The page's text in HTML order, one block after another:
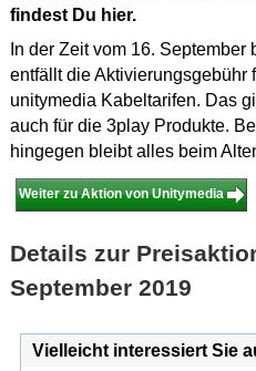
findest Du hier.
In der Zeit vom 16.
entfällt die Aktivierungsgebühr
unitymedia Kabeltarifen. Das
auch für die 3play Produkte.
hingegen bleibt alles beim
Weiter zu Aktion von Unitymedia
Details zur
September 2019
Vielleicht interessiert Sie